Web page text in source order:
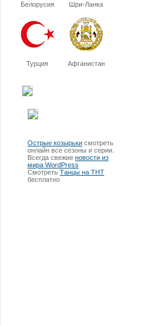
Белорусия Шри-Ланка
Турция Афганистан
Острые козырьки смотреть
онлайн все сезоны и серии.
Всегда свежие новости из
мира WordPress
Смотреть Танцы на ТНТ
бесплатно